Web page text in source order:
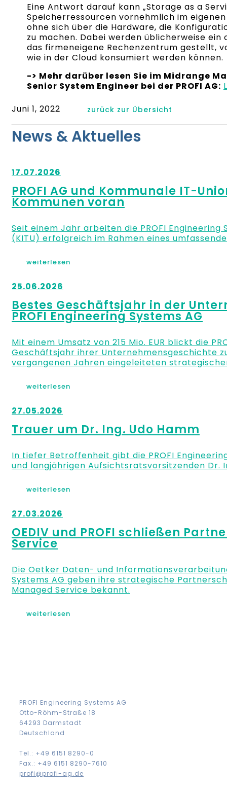
Eine Antwort darauf kann „Storage as a
Speicherressourcen vornehmlich im
ohne sich über die Hardware, die
zu machen. Dabei werden üblicherweise
das firmeneigene Rechenzentrum gestellt,
wie in der Cloud konsumiert werden können.
-> Mehr darüber lesen Sie im Midrange
Senior System Engineer bei der PROFI AG:
Juni 1, 2022
zurück zur Übersicht
News & Aktuelles
17.07.2026
PROFI AG und Kommunale IT-
Kommunen voran
Seit einem Jahr arbeiten die PROFI Engineering
(KITU) erfolgreich im Rahmen eines
weiterlesen
25.06.2026
Bestes Geschäftsjahr in der
PROFI Engineering Systems AG
Mit einem Umsatz von 215 Mio. EUR blickt die
Geschäftsjahr ihrer Unternehmensgeschichte
vergangenen Jahren eingeleiteten
weiterlesen
27.05.2026
Trauer um Dr. Ing. Udo Hamm
In tiefer Betroffenheit gibt die PROFI
und langjährigen Aufsichtsratsvorsitzenden Dr.
weiterlesen
27.03.2026
OEDIV und PROFI schließen
Service
Die Oetker Daten- und
Systems AG geben ihre strategische
Managed Service bekannt.
weiterlesen
PROFI Engineering Systems AG
Otto-Röhm-Straße 18
64293 Darmstadt
Deutschland
Tel.: +49 6151 8290-0
Fax.: +49 6151 8290-7610
profi@profi-ag.de